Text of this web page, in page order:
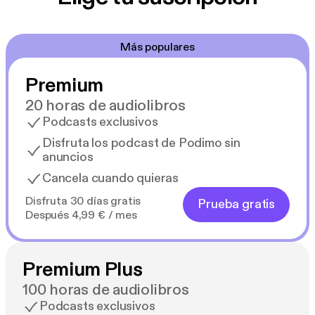
Más populares
Premium
20 horas de audiolibros
Podcasts exclusivos
Disfruta los podcast de Podimo sin
anuncios
Cancela cuando quieras
Disfruta 30 días gratis
Después 4,99 € / mes
Prueba gratis
Premium Plus
100 horas de audiolibros
Podcasts exclusivos